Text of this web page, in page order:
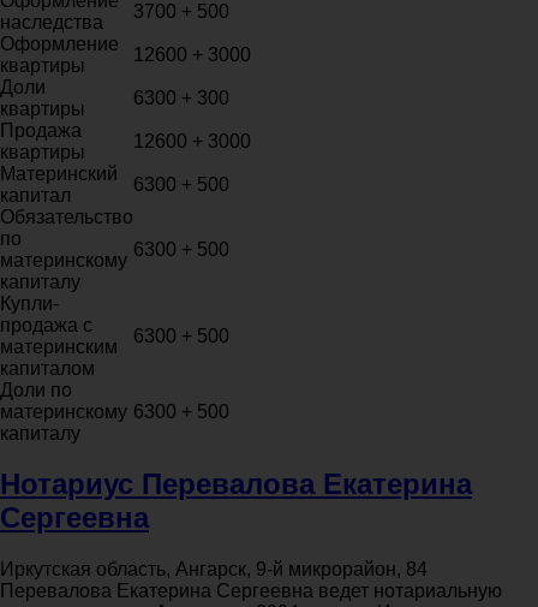
наследства
3700 + 500
Оформление
квартиры
12600 + 3000
Доли
квартиры
6300 + 300
Продажа
квартиры
12600 + 3000
Материнский
капитал
6300 + 500
Обязательство
по
материнскому
капиталу
6300 + 500
Купли-
продажа с
материнским
капиталом
6300 + 500
Доли по
материнскому
капиталу
6300 + 500
Нотариус Перевалова Екатерина
Сергеевна
Иркутская область, Ангарск, 9-й микрорайон, 84
Перевалова Екатерина Сергеевна ведет нотариальную